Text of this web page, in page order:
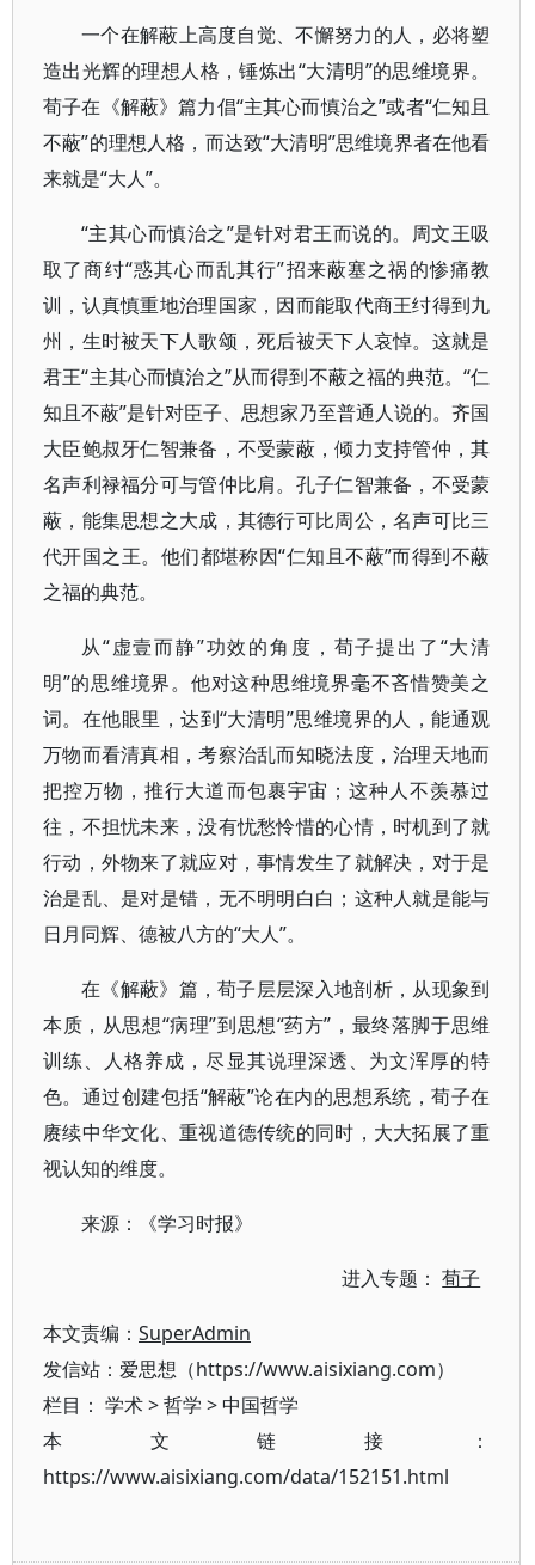
一个在解蔽上高度自觉、不懈努力的人，必将塑
造出光辉的理想人格，锤炼出“大清明”的思维境界。
荀子在《解蔽》篇力倡“主其心而慎治之”或者“仁知且
不蔽”的理想人格，而达致“大清明”思维境界者在他看
来就是“大人”。
“主其心而慎治之”是针对君王而说的。周文王吸
取了商纣“惑其心而乱其行”招来蔽塞之祸的惨痛教
训，认真慎重地治理国家，因而能取代商王纣得到九
州，生时被天下人歌颂，死后被天下人哀悼。这就是
君王“主其心而慎治之”从而得到不蔽之福的典范。“仁
知且不蔽”是针对臣子、思想家乃至普通人说的。齐国
大臣鲍叔牙仁智兼备，不受蒙蔽，倾力支持管仲，其
名声利禄福分可与管仲比肩。孔子仁智兼备，不受蒙
蔽，能集思想之大成，其德行可比周公，名声可比三
代开国之王。他们都堪称因“仁知且不蔽”而得到不蔽
之福的典范。
从“虚壹而静”功效的角度，荀子提出了“大清
明”的思维境界。他对这种思维境界毫不吝惜赞美之
词。在他眼里，达到“大清明”思维境界的人，能通观
万物而看清真相，考察治乱而知晓法度，治理天地而
把控万物，推行大道而包裹宇宙；这种人不羡慕过
往，不担忧未来，没有忧愁怜惜的心情，时机到了就
行动，外物来了就应对，事情发生了就解决，对于是
治是乱、是对是错，无不明明白白；这种人就是能与
日月同辉、德被八方的“大人”。
在《解蔽》篇，荀子层层深入地剖析，从现象到
本质，从思想“病理”到思想“药方”，最终落脚于思维
训练、人格养成，尽显其说理深透、为文浑厚的特
色。通过创建包括“解蔽”论在内的思想系统，荀子在
赓续中华文化、重视道德传统的同时，大大拓展了重
视认知的维度。
来源：《学习时报》
进入专题：荀子
本文责编： SuperAdmin
发信站：爱思想（https://www.aisixiang.com）
栏目： 学术>哲学 >中国哲学
本文链接：
https://www.aisixiang.com/data/152151.html